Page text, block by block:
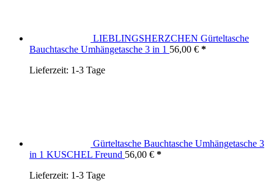
LIEBLINGSHERZCHEN Gürteltasche
Bauchtasche Umhängetasche 3 in 1 56,00 €
Lieferzeit: 1-3 Tage
Gürteltasche Bauchtasche Umhängetasche 3
in 1 KUSCHEL Freund 56,00 €
Lieferzeit: 1-3 Tage